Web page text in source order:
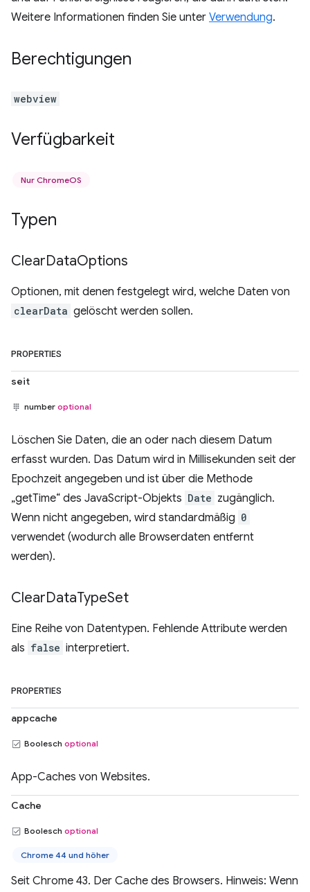
Weitere Informationen finden Sie unter Verwendung.
Berechtigungen
webview
Verfügbarkeit
Nur ChromeOS
Typen
ClearDataOptions
Optionen, mit denen festgelegt wird, welche Daten von
clearData gelöscht werden sollen.
PROPERTIES
seit
number optional
Löschen Sie Daten, die an oder nach diesem Datum
erfasst wurden. Das Datum wird in Millisekunden seit der
Epochzeit angegeben und ist über die Methode
„getTime“ des JavaScript-Objekts Date zugänglich.
Wenn nicht angegeben, wird standardmäßig 0
verwendet (wodurch alle Browserdaten entfernt
werden).
ClearDataTypeSet
Eine Reihe von Datentypen. Fehlende Attribute werden
als false interpretiert.
PROPERTIES
appcache
Boolesch optional
App-Caches von Websites.
Cache
Boolesch optional
Chrome 44 und höher
Seit Chrome 43. Der Cache des Browsers. Hinweis: Wenn